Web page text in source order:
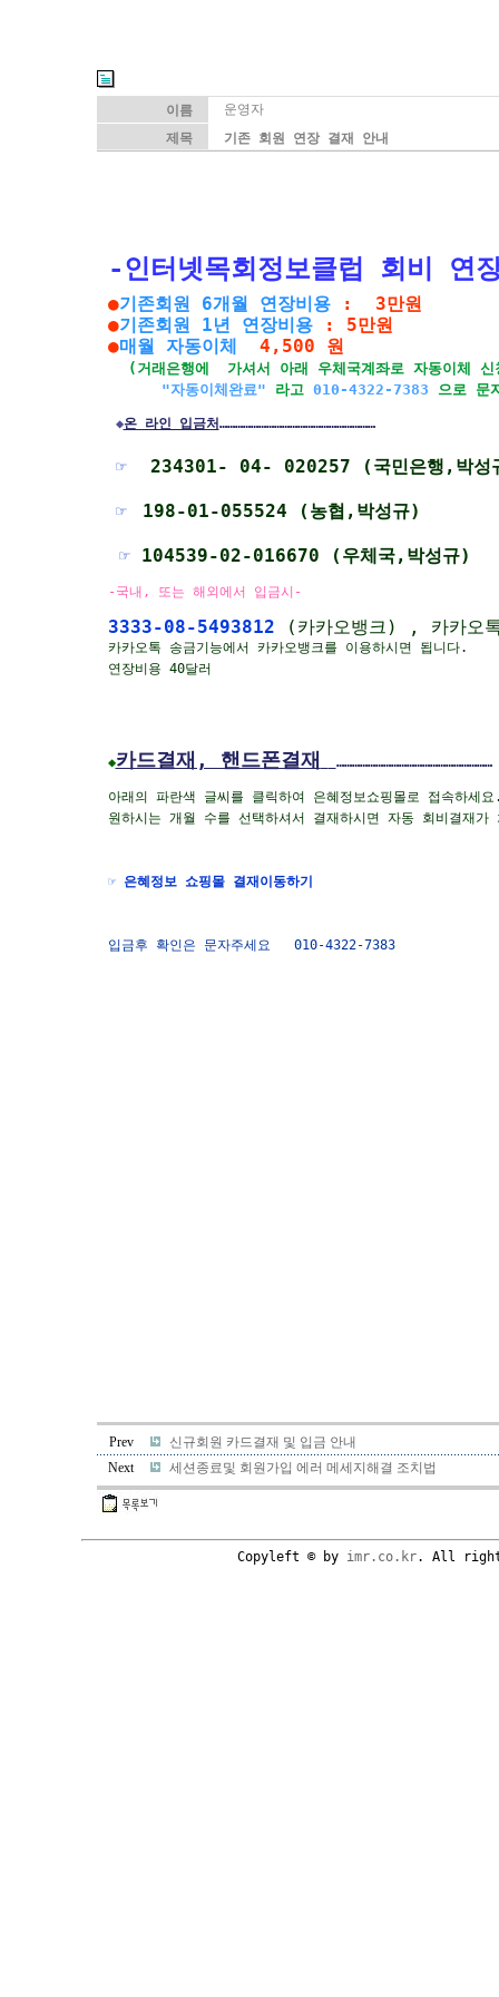
이름 운영자
제목
기존 회원 연장 결재 안내
-인터넷목회정보클럽 회비 연
●기존회원 6개월 연장비용
: 3만원
●기존회원 1년 연장비용: 5만원
●매월 자동이체 4,500 원
(거래은행에 가셔서 아래 우체국계좌로 자동이체
"자동이체완료" 라고 010-4322-7383 으로 문
◆온 라인 입금처……………………………………………………
☞ 234301- 04- 020257 (국민은행,박성
☞ 198-01-055524 (농협,박성규)
☞ 104539-02-016670 (우체국,박성규)
-국내, 또는 해외에서 입금시-
3333-08-5493812 (카카오뱅크) , 카카
카카오톡 송금기능에서 카카오뱅크를 이용하시면 됩니다.
연장비용 40달러
◆카드결재, 핸드폰결재 ……………………………………………………
아래의 파란색 글씨를 클릭하여 은혜정보쇼핑몰로 접속하세
원하시는 개월 수를 선택하셔서 결재하시면 자동 회비결재가
☞ 은혜정보 쇼핑몰 결재이동하기
입금후 확인은 문자주세요 010-4322-7383
Prev
신규회원 카드결재 및 입금 안내
Next
세션종료및 회원가입 에러 메세지해결 조치법
Copyleft © by imr.co.kr. All